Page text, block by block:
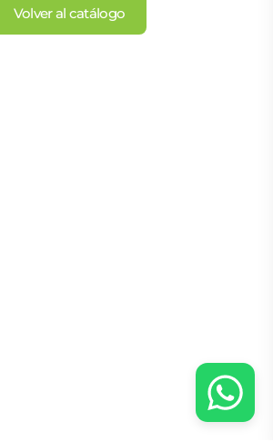
Volver al catálogo